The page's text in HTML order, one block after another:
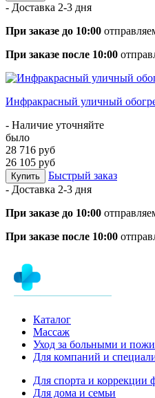
- Доставка 2-3 дня
При заказе до 10:00
При заказе после 10:00
Инфракрасный уличный
- Наличие уточняйте
было
28 716 руб
26 105 руб
Купить
Быстрый заказ
- Доставка 2-3 дня
При заказе до 10:00
При заказе после 10:00
Каталог
Массаж
Уход за больными и
Для компаний и
Для спорта и коррекции
Для дома и семьи